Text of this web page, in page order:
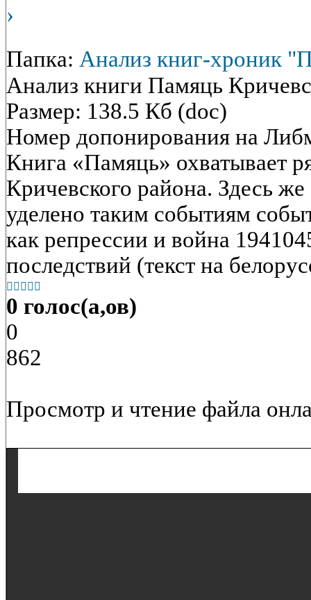
›
Папка: Анализ книг-хроник
Анализ книги Памяць
Размер: 138.5 Кб (doc)
Номер допонирования на
Книга «Памяць» охватывает
Кричевского района. Здесь
уделено таким событиям
как репрессии и война
последствий (текст на
    
0 голос(а,ов)
0
862
Просмотр и чтение файла